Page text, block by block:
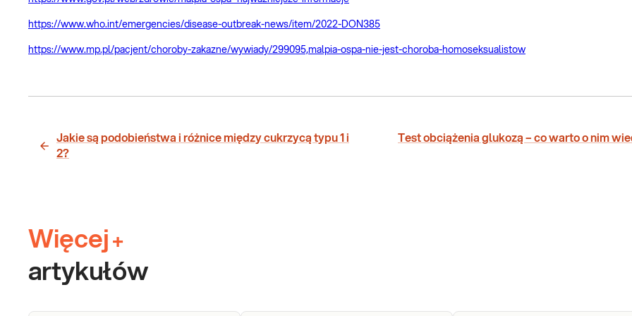
https://www.who.int/emergencies/disease-outbreak-news/item/2022-DON385
https://www.mp.pl/pacjent/choroby-zakazne/wywiady/299095,malpia-ospa-nie-jest-choroba-homoseksualistow
Jakie są podobieństwa i różnice między cukrzycą typu 1 i
2?
Test obciążenia glukozą – co warto o nim
Więcej +
artykułów